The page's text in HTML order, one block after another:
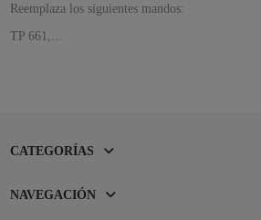
Reemplaza los siguientes mandos:
TP 661,...
CATEGORÍAS
NAVEGACIÓN